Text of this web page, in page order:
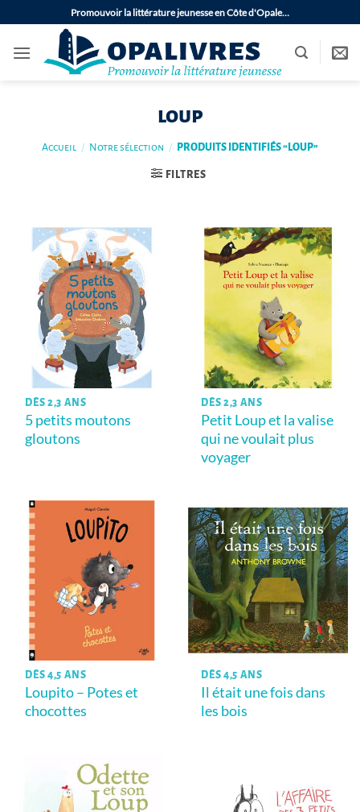
au
contenu
Promouvoir la littérature jeunesse en Côte d'Opale…
loup
Accueil / Notre sélection / PRODUITS IDENTIFIÉS “LOUP”
FILTRES
DÈS 2,3 ANS
5 petits moutons
gloutons
DÈS 2,3 ANS
Petit Loup et la valise
qui ne voulait plus
voyager
DÈS 4,5 ANS
Loupito – Potes et
chocottes
DÈS 4,5 ANS
Il était une fois dans
les bois